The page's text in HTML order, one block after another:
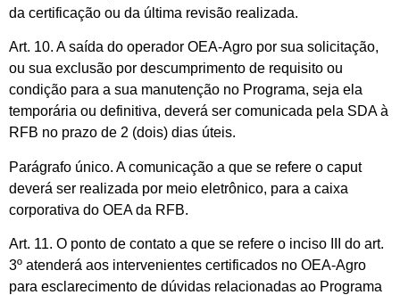
da certificação ou da última revisão realizada.
Art. 10. A saída do operador OEA-Agro por sua solicitação,
ou sua exclusão por descumprimento de requisito ou
condição para a sua manutenção no Programa, seja ela
temporária ou definitiva, deverá ser comunicada pela SDA à
RFB no prazo de 2 (dois) dias úteis.
Parágrafo único. A comunicação a que se refere o caput
deverá ser realizada por meio eletrônico, para a caixa
corporativa do OEA da RFB.
Art. 11. O ponto de contato a que se refere o inciso III do art.
3º atenderá aos intervenientes certificados no OEA-Agro
para esclarecimento de dúvidas relacionadas ao Programa